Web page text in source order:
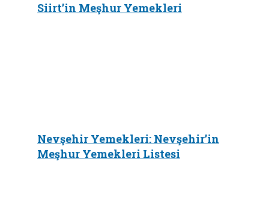
Siirt’in Meşhur Yemekleri
Nevşehir Yemekleri: Nevşehir’in
Meşhur Yemekleri Listesi